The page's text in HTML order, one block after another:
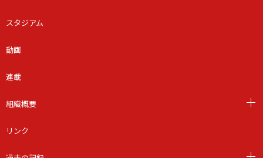
スタジアム
動画
連載
組織概要
リンク